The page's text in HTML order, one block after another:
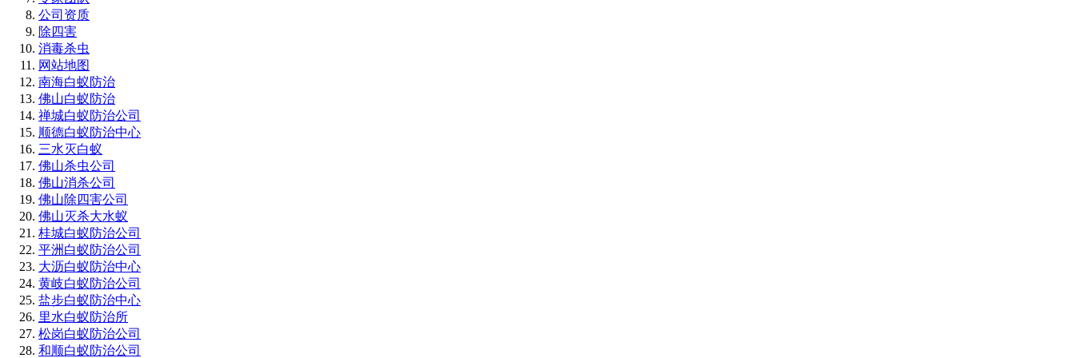
公司资质
除四害
消毒杀虫
网站地图
南海白蚁防治
佛山白蚁防治
禅城白蚁防治公司
顺德白蚁防治中心
三水灭白蚁
佛山杀虫公司
佛山消杀公司
佛山除四害公司
佛山灭杀大水蚁
桂城白蚁防治公司
平洲白蚁防治公司
大沥白蚁防治中心
黄岐白蚁防治公司
盐步白蚁防治中心
里水白蚁防治所
松岗白蚁防治公司
和顺白蚁防治公司